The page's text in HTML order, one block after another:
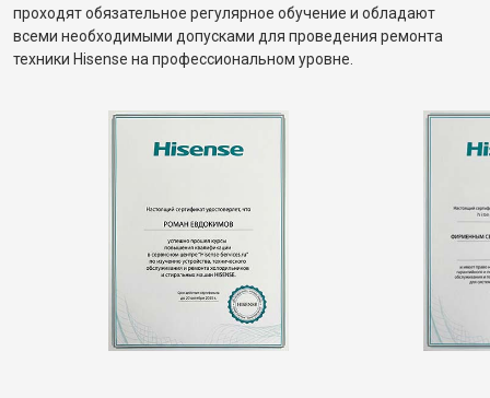
проходят обязательное регулярное обучение и обладают
всеми необходимыми допусками для проведения ремонта
техники Hisense на профессиональном уровне.